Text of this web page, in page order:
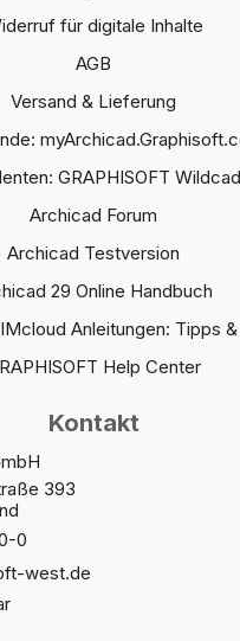
für digitale Inhalte
AGB
Versand & Lieferung
GRAPHISOFT
Archicad Forum
Archicad Testversion
29 Online Handbuch
Anleitungen: Tipps
Help Center
Kontakt
393
0
west.de